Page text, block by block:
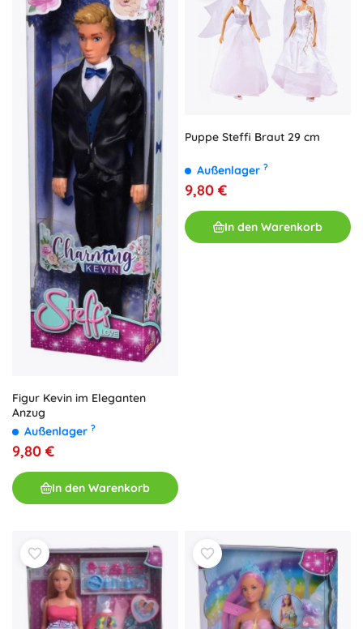
Figur Kevin im Eleganten
Anzug
Außenlager ?
9,80 €
In den Warenkorb
Puppe Steffi Braut 29 cm
Außenlager ?
9,80 €
In den Warenkorb